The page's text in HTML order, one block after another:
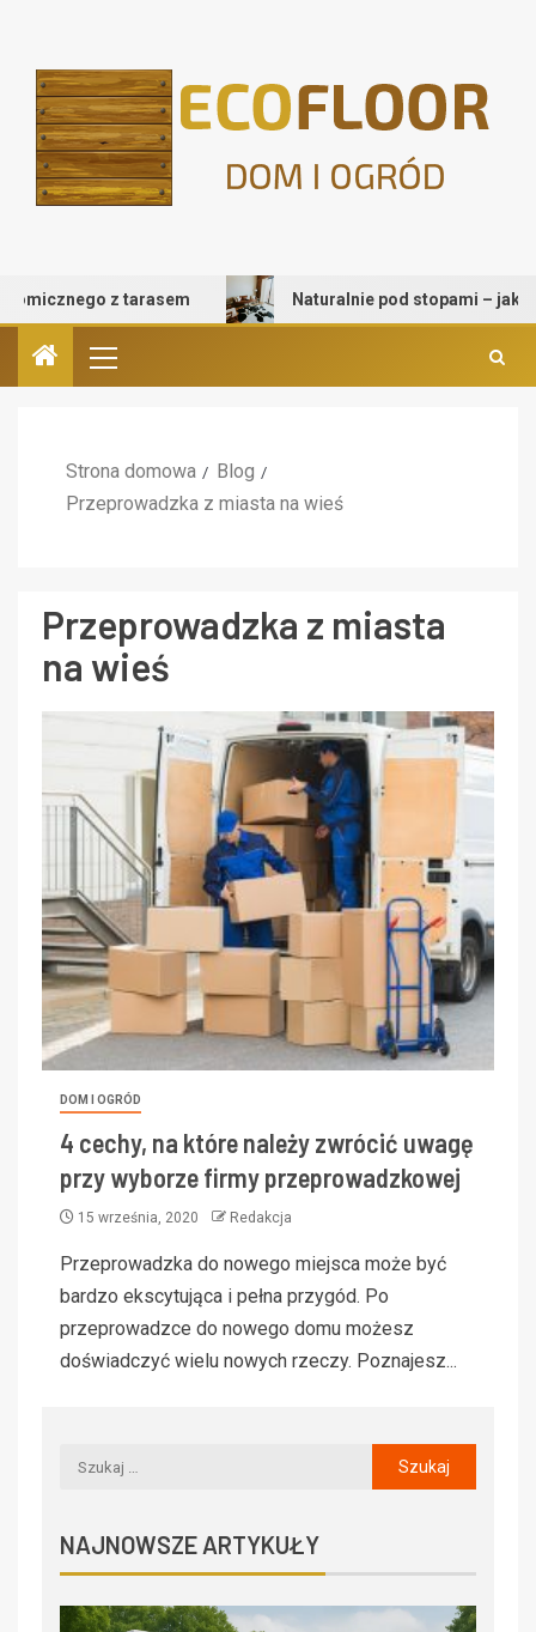
z tarasem Naturalnie pod stopami – jak
Strona domowa
Blog
Przeprowadzka z miasta na wieś
Przeprowadzka z miasta
na wieś
DOM I OGRÓD
4 cechy, na które należy zwrócić uwagę
przy wyborze firmy przeprowadzkowej
15 września, 2020 Redakcja
Przeprowadzka do nowego miejsca może być
bardzo ekscytująca i pełna przygód. Po
przeprowadzce do nowego domu możesz
doświadczyć wielu nowych rzeczy. Poznajesz...
NAJNOWSZE ARTYKUŁY